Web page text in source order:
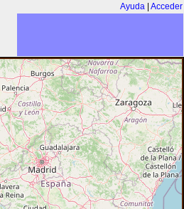
Ayuda Acceder